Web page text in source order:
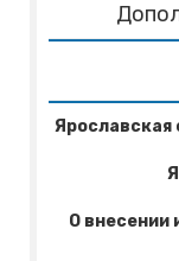
Ярославская
О внесении